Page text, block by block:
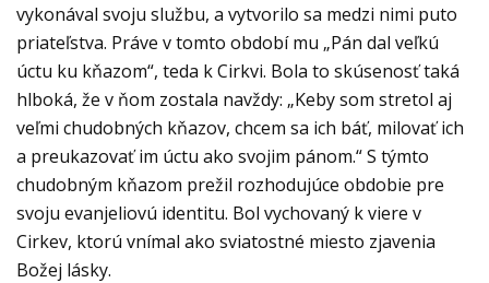
vykonával svoju službu, a vytvorilo sa medzi nimi puto
priateľstva. Práve v tomto období mu „Pán dal veľkú
úctu ku kňazom“, teda k Cirkvi. Bola to skúsenosť taká
hlboká, že v ňom zostala navždy: „Keby som stretol aj
veľmi chudobných kňazov, chcem sa ich báť, milovať ich
a preukazovať im úctu ako svojim pánom.“ S týmto
chudobným kňazom prežil rozhodujúce obdobie pre
svoju evanjeliovú identitu. Bol vychovaný k viere v
Cirkev, ktorú vnímal ako sviatostné miesto zjavenia
Božej lásky.